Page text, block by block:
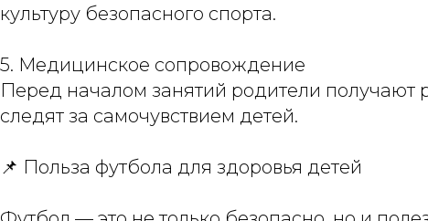
культуру безопасного спорта.
5. Медицинское сопровождение
Перед началом занятий родители получают
следят за самочувствием детей.
📌 Польза футбола для здоровья детей